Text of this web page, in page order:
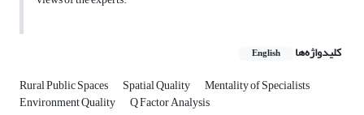
کلیدواژه‌ها English
Rural Public Spaces Spatial Quality Mentality of Specialists
Environment Quality Q Factor Analysis